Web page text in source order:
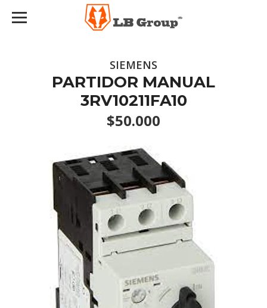
SIEMENS
PARTIDOR MANUAL
3RV10211FA10
$50.000